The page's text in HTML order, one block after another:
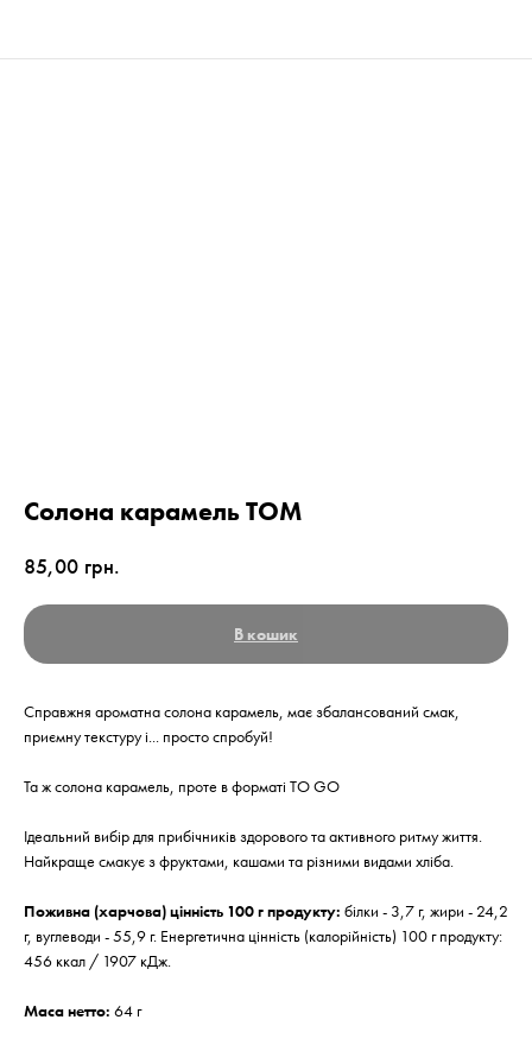
Солона карамель TOM
85,00 грн.
В кошик
Справжня ароматна солона карамель, має збалансований смак,
приємну текстуру і... просто спробуй!
Та ж солона карамель, проте в форматі TO GO
Ідеальний вибір для прибічників здорового та активного ритму життя.
Найкраще смакує з фруктами, кашами та різними видами хліба.
Поживна (харчова) цінність 100 г продукту: білки - 3,7 г, жири - 24,2
г, вуглеводи - 55,9 г. Енергетична цінність (калорійність) 100 г продукту:
456 ккал / 1907 кДж.
Маса нетто: 64 г